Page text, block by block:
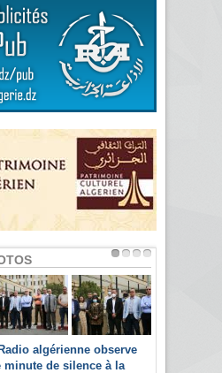
algérienne observe
minute de silence à la